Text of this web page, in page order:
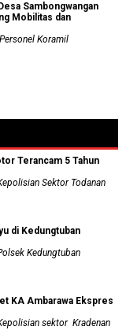
Sambongwangan
Mobilitas dan
Koramil
Terancam 5 Tahun
Sektor Todanan
di Kedungtuban
Kedungtuban
KA Ambarawa Ekspres
sektor Kradenan